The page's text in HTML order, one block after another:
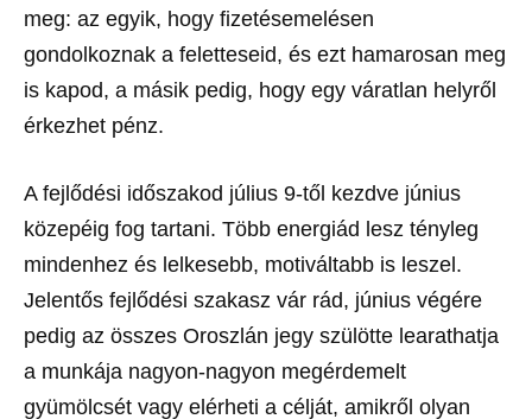
meg: az egyik, hogy fizetésemelésen
gondolkoznak a feletteseid, és ezt hamarosan meg
is kapod, a másik pedig, hogy egy váratlan helyről
érkezhet pénz.
A fejlődési időszakod július 9-től kezdve június
közepéig fog tartani. Több energiád lesz tényleg
mindenhez és lelkesebb, motiváltabb is leszel.
Jelentős fejlődési szakasz vár rád, június végére
pedig az összes Oroszlán jegy szülötte learathatja
a munkája nagyon-nagyon megérdemelt
gyümölcsét vagy elérheti a célját, amikről olyan